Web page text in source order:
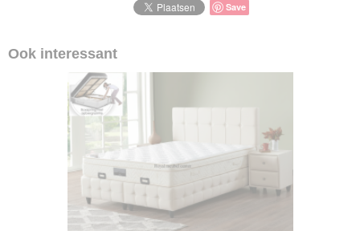
Save
Ook interessant